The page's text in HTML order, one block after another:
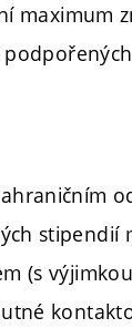
maximum
stipendií
(s